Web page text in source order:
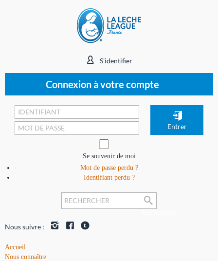
S'identifier
Connexion à votre compte
Se souvenir de moi
Mot de passe perdu ?
Identifiant perdu ?
Nous suivre :
Accueil
Nous connaître